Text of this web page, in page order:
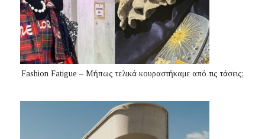
Fashion Fatigue – Μήπως τελικά κουραστήκαμε από τις τάσεις;